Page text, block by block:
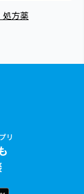
処方薬
リ